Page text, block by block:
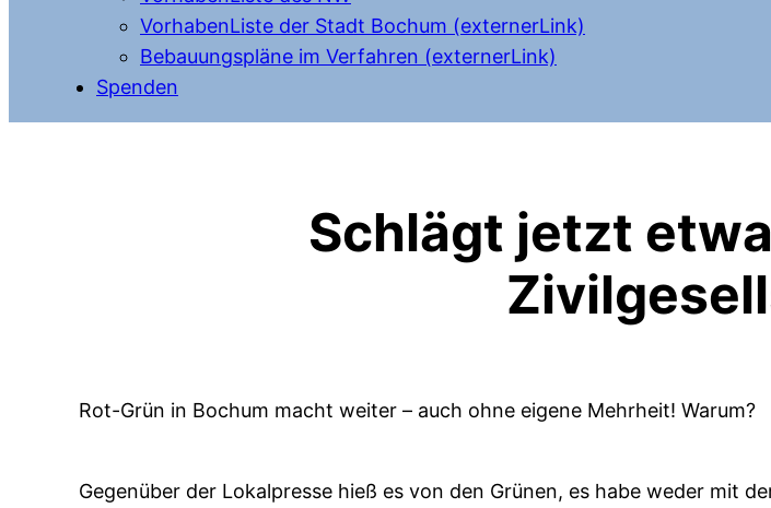
VorhabenListe der Stadt Bochum (externerLink)
Bebauungspläne im Verfahren (externerLink)
Spenden
Schlägt jetzt
Rot-Grün in Bochum macht weiter – auch ohne eigene Mehrheit! Warum?
Gegenüber der Lokalpresse hieß es von den Grünen, es habe weder mit